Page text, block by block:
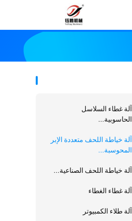
آلة غطاء السلاسل
الحاسوبية...
آلة خياطة اللحف متعددة الإبر
المحوسبة...
آلة خياطة اللحف الصناعية...
آلة غطاء الغطاء
آلة طلاء الكمبيوتر